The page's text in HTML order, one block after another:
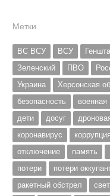
Метки
ВС ВСУ ВСУ
Зеленский
ПВО
Украина
Херсонская
безопасность
дети
досуг
коронавирус
коррупция
отключение
память
потери
потери
ракетный обстрел
свет